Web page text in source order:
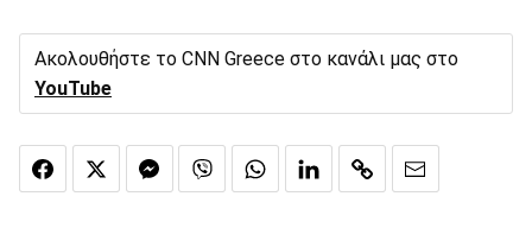
Ακολουθήστε το CNN Greece στο κανάλι μας στο
YouTube